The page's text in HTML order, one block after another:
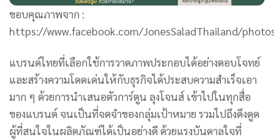
ขอบคุณภาพจาก :
https://www.facebook.com/JonesSaladThailand/
แบรนด์ไทยที่เลือกใช้การวาดภาพประกอบได้อย่างตอบโจทย์
และสร้างความโดดเด่นให้กับธุรกิจได้ประสบความสำเร็จเอา
มาก ๆ ด้วยการนำเสนอตัวการ์ตูน ลุงโจนส์ เข้าไปในทุกสื่อ
ของแบรนด์ จนเป็นที่จดจำของกลุ่มเป้าหมาย รวมไปถึงดึงดูด
ผู้ที่สนใจในผลิตภัณฑ์ได้เป็นอย่างดี ด้วยแรงบันดาลใจที่